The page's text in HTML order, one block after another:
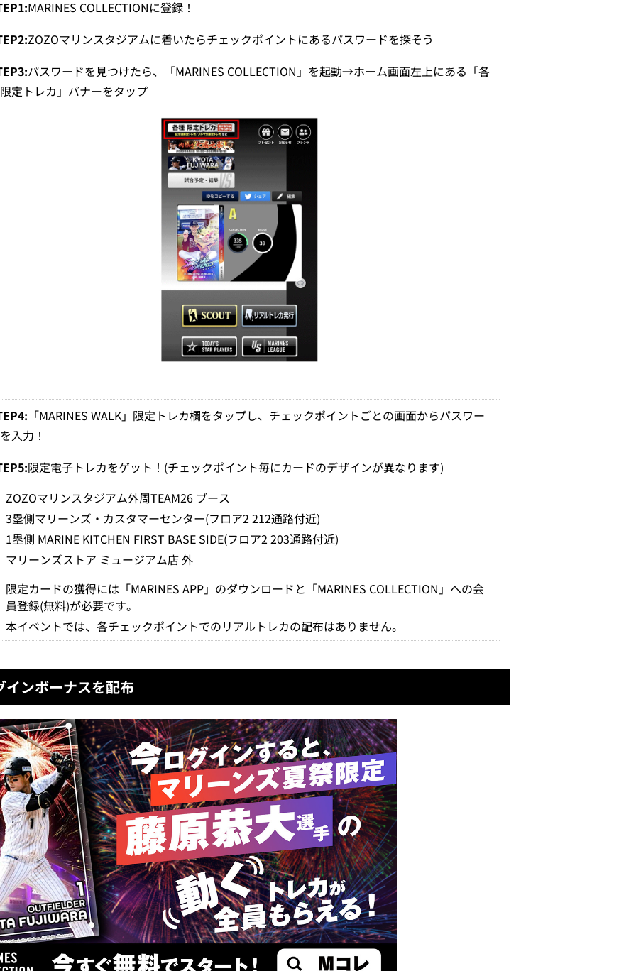
MARINES COLLECTIONに登録！
ZOZOマリンスタジアムに着いたらチェックポイントにあるパスワードを探そう
パスワードを見つけたら、「MARINES COLLECTION」を起動→ホーム画面左上にある「各
定トレカ」バナーをタップ
「MARINES WALK」限定トレカ欄をタップし、チェックポイントごとの画面からパスワー
入力！
限定電子トレカをゲット！(チェックポイント毎にカードのデザインが異なります)
ZOZOマリンスタジアム外周TEAM26 ブース
3塁側マリーンズ・カスタマーセンター(フロア2 212通路付近)
1塁側 MARINE KITCHEN FIRST BASE SIDE(フロア2 203通路付近)
マリーンズストア ミュージアム店 外
限定カードの獲得には「MARINES APP」のダウンロードと「MARINES COLLECTION」への会
員登録(無料)が必要です。
本イベントでは、各チェックポイントでのリアルトレカの配布はありません。
インボーナスを配布